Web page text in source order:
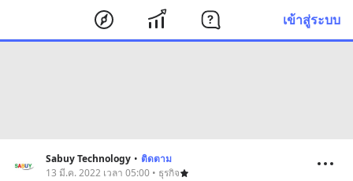
เข้าสู่ระบบ
Sabuy Technology • ติดตาม
13 มี.ค. 2022 เวลา 05:00 • ธุรกิจ